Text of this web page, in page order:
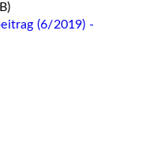
(6/2019) -